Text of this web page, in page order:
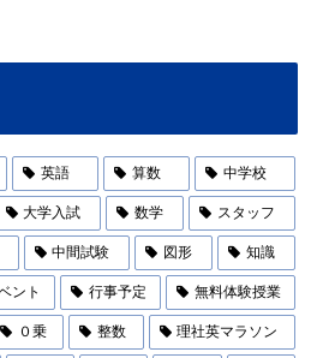
英語 算数 中学校
大学入試 数学 スタッフ
中間試験 図形 知識
ント 行事予定 無料体験授業
０乗 整数 理社英マラソン